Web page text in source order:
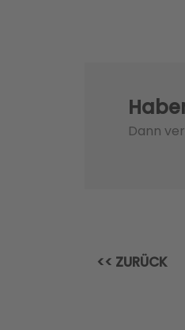
Dann
<< ZURÜCK